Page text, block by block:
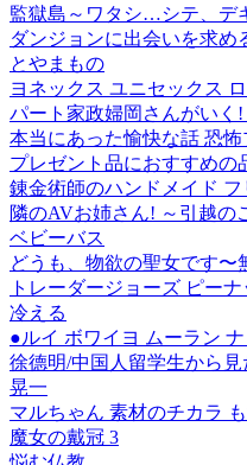
監獄島～ワタシ…シテ、デ
ダンジョンに出会いを求め
とやまもの
ヨネックス ユニセックス
パート家政婦岡さんがいく!
本当にあった愉快な話 恐怖
プレゼント品におすすめの
錬金術師のハンドメイド
隣のAVお姉さん! ～引越
ベビーバス
どうも、物欲の聖女です〜
トレーダージョーズ ピーナ
冷える
●ルイ ボワイヨ ムーラン
徐德明/中国人留学生から見
晃一
マルちゃん 素材のチカラ
魔女の戴冠 3